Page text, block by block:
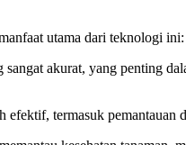
utama dari teknologi ini:
akurat, yang penting
termasuk pemantauan